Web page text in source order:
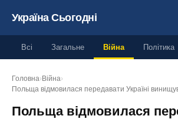
Україна Сьогодні
Всі Загальне Війна Політика
Головна› Війна›
Польща відмовилася передавати Україні
Польща відмовилася